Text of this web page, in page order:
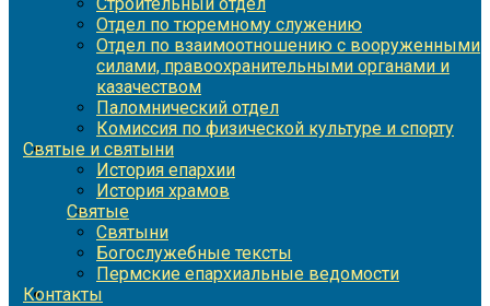
Отдел по тюремному служению
Отдел по взаимоотношению с вооруженными
силами, правоохранительными органами и
казачеством
Паломнический отдел
Комиссия по физической культуре и спорту
Святые и святыни
История епархии
История храмов
Святые
Святыни
Богослужебные тексты
Пермские епархиальные ведомости
Контакты